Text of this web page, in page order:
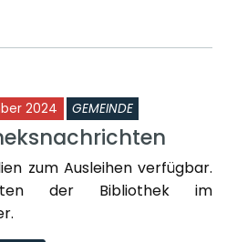
2024 GEMEINDE
zum Ausleihen verfügbar.
der Bibliothek im